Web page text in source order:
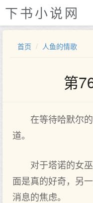
下书小说网
首页 人鱼的情歌
第
在等待哈默尔
道。
对于塔诺的女
面‌是真的好‌奇，另
消息的焦虑。